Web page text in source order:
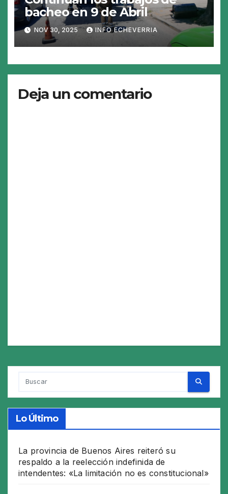
bacheo en 9 de Abril
NOV 30, 2025 INFO ECHEVERRIA
Deja un comentario
Lo Último
La provincia de Buenos Aires reiteró su
respaldo a la reelección indefinida de
intendentes: «La limitación no es constitucional»